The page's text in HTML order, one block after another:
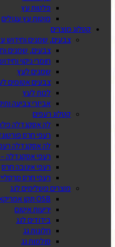
פלטות עץ
מוטות עץ עגולים
קטלוג מוצרים
צבעים, שמנים וחידוש
צבעים, שמנים
חומרי ניקוי
שמנים לעץ
צבעים אטומים
לכות לעץ
אביזרי צביעה
קטלוג רעפים
לה אסקנדלה
רעפי חרס
לה אסקנדלה
רעפי אסקנדלה –
רעפי אינובה חרס
רעפי חרס
מוצרים משלימים לגג
OSB תקן אמריקאי
יריעות איטום
בידודים לגג
חלונות גג
סולמות גג